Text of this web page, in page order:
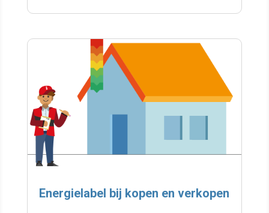
Energielabel bij kopen en verkopen